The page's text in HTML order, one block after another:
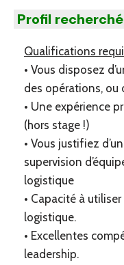
Profil recherché
Qualifications
• Vous disposez
des opérations, ou
• Une expérience
(hors stage !)
• Vous justifiez
supervision
logistique
• Capacité à
logistique.
• Excellentes
leadership.